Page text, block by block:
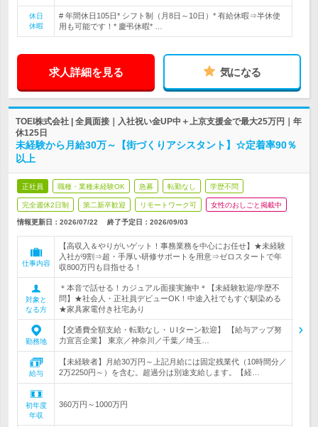
休日
休暇
# 年間休日105日* シフト制（月8日～10日）* 有給休暇⇒半休使
用も可能です！* 慶弔休暇* …
求人詳細を見る 気になる
TOEI株式会社 | 全員面接｜入社祝い金UP中＋上京支援金で最大25万円｜年
休125日
未経験から月給30万～【街づくりアシスタント】☆定着率90％
以上
正社員 職種・業種未経験OK 急募 転勤なし 学歴不問
完全週休2日制 第二新卒歓迎 リモートワーク可 女性のおしごと掲載中
情報更新日：2026/07/22 終了予定日： 2026/09/03
仕事内容
【高収入＆やりがいゲット！事務業務を中心にお任せ】★未経験
入社が9割⇒超・手厚い研修サポートを用意⇒ゼロスタートで年
収800万円も目指せる！
対象と
なる方
＊本音で話せる！カジュアル面接実施中＊【未経験歓迎/学歴不
問】★社会人・正社員デビューOK！中途入社でもすぐ馴染める
★家具家電付き社宅あり
勤務地
【交通費全額支給・転勤なし・ＵIターン歓迎】 【給与アップ努
力宣言企業】 東京／神奈川／千葉／埼玉…
給与
【未経験者】月給30万円～上記月給には固定残業代（10時間分／
2万2250円～）を含む。超過分は別途支給します。【経…
初年度
年収
360万円～1000万円